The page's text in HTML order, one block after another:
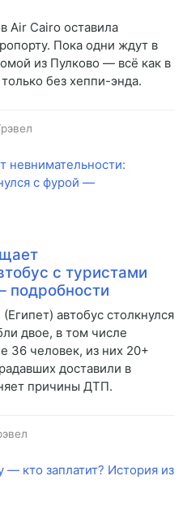
Air Cairo оставила
Пока одни ждут в
из Пулково — всё как в
без хеппи-энда.
с туристами
подробности
автобус столкнулся
двое, в том числе
36 человек, из них 20+
доставили в
причины ДТП.